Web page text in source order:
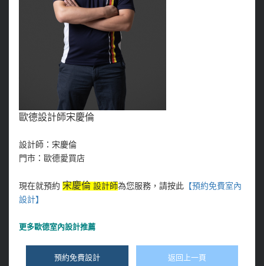
歐德設計師宋慶倫
設計師：宋慶倫
門市：歐德愛買店
現在就預約 宋慶倫設計師為您服務，請按此【預約免費室內
設計】
更多歐德室內設計推薦
預約免費設計 返回上一頁